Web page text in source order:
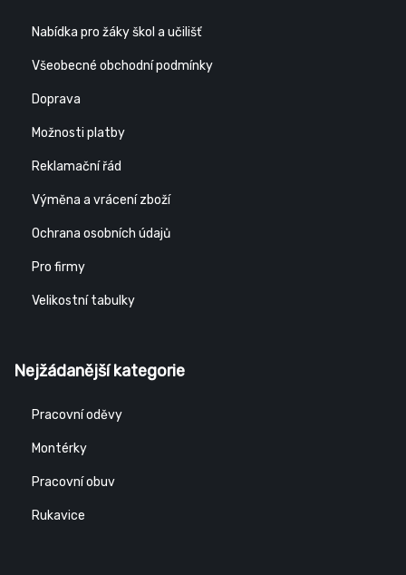
Nabídka pro žáky škol a učilišť
Všeobecné obchodní podmínky
Doprava
Možnosti platby
Reklamační řád
Výměna a vrácení zboží
Ochrana osobních údajů
Pro firmy
Velikostní tabulky
Nejžádanější kategorie
Pracovní oděvy
Montérky
Pracovní obuv
Rukavice